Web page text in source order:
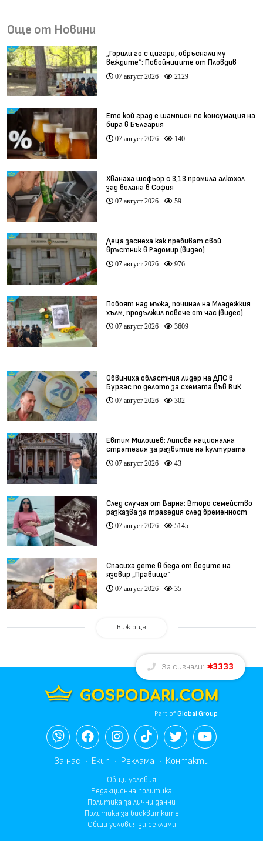
Още от Новини
„Горили го с цигари, обръснали му
веждите“: Побойниците от Пловдив
остават в ареста (видео)
07 август 2026 2129
Ето кой град е шампион по консумация на
бира в България
07 август 2026 140
Хванаха шофьор с 3,13 промила алкохол
зад волана в София
07 август 2026 59
Деца заснеха как пребиват свой
връстник в Радомир (видео)
07 август 2026 976
Побоят над мъжа, починал на Младежкия
хълм, продължил повече от час (видео)
07 август 2026 3609
Обвиниха областния лидер на ДПС в
Бургас по делото за схемата във ВиК
07 август 2026 302
Евтим Милошев: Липсва национална
стратегия за развитие на културата
(видео)
07 август 2026 43
След случая от Варна: Второ семейство
разказва за трагедия след бременност
при същия лекар (видео)
07 август 2026 5145
Спасиха дете в беда от водите на
язовир „Правище“
07 август 2026 35
Виж още
За сигнали: 3333
Part ofGlobal Group
За нас Екип Реклама Контакти
Общи условия
Редакционна политика
Политика за лични данни
Политика за бисквитките
Общи условия за реклама